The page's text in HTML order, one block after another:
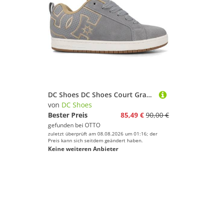
DC Shoes DC Shoes Court Graffik Grey/Tan/Offwhite Sneaker
von DC Shoes
Bester Preis
85,49 € 90,00 €
gefunden bei OTTO
zuletzt überprüft am 08.08.2026 um 01:16; der
Preis kann sich seitdem geändert haben.
Keine weiteren Anbieter